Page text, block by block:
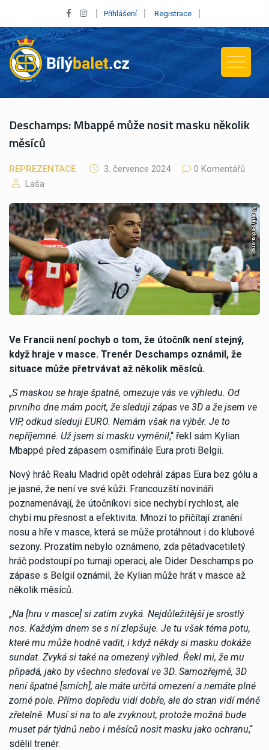
Přihlášení Registrace
Deschamps: Mbappé může nosit masku několik
měsíců
REPREZENTACE 3. července 2024
0 Komentářů
Laša
Ve Francii není pochyb o tom, že útočník není stejný,
když hraje v masce. Trenér Deschamps oznámil, že
situace může přetrvávat až několik měsíců.
„S maskou se hraje špatně, omezuje vás ve výhledu. Od
prvního dne mám pocit, že sleduji zápas ve 3D a že jsem ve
VIP, odkud sleduji EURO. Nemám však na výběr. Je to
nepříjemné. Už jsem si masku vyměnil,“ řekl sám Kylian
Mbappé před zápasem osmifinále Eura proti Belgii.
Nový hráč Realu Madrid opět odehrál zápas Eura bez gólu a
je jasné, že není ve své kůži. Francouzští novináři
poznamenávají, že útočníkovi sice nechybí rychlost, ale
chybí mu přesnost a efektivita. Mnozí to přičítají zranění
nosu a hře v masce, která se může protáhnout i do klubové
sezony. Prozatím nebylo oznámeno, zda pětadvacetiletý
hráč podstoupí po turnaji operaci, ale Dider Deschamps po
zápase s Belgií oznámil, že Kylian může hrát v masce až
několik měsíců.
„Na [hru v masce] si zatím zvyká. Nejdůležitější je srostlý
nos. Každým dnem se s ní zlepšuje. Je tu však téma potu,
které mu může hodně vadit, i když někdy si masku dokáže
sundat. Zvyká si také na omezený výhled. Řekl mi, že mu
připadá, jako by všechno sledoval ve 3D. Samozřejmě, 3D
není špatné [smích], ale máte určitá omezení a nemáte plné
zorné pole. Přímo dopředu vidí dobře, ale do stran vidí méně
zřetelně. Musí si na to ale zvyknout, protože možná bude
muset pár týdnů nebo i měsíců nosit masku jako ochranu,“
sdělil trenér.